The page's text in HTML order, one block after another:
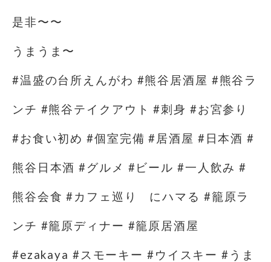
是非〜〜
うまうま〜
#温盛の台所えんがわ #熊谷居酒屋 #熊谷ラ
ンチ #熊谷テイクアウト #刺身 #お宮参り
#お食い初め #個室完備 #居酒屋 #日本酒 #
熊谷日本酒 #グルメ #ビール #一人飲み #
熊谷会食 #カフェ巡り にハマる #籠原ラ
ンチ #籠原ディナー #籠原居酒屋
#ezakaya #スモーキー #ウイスキー #うま